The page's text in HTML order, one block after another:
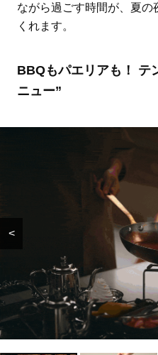
ながら過ごす時間が、夏の
くれます。
BBQもパエリアも！ テ
ニュー”
<